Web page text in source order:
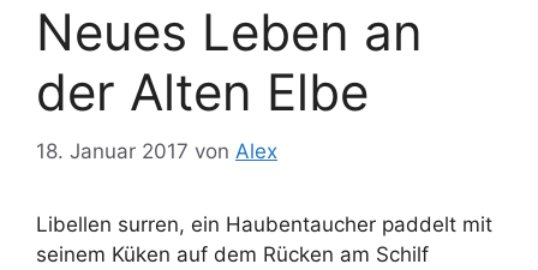
Neues Leben an
der Alten Elbe
18. Januar 2017 von Alex
Libellen surren, ein Haubentaucher paddelt mit
seinem Küken auf dem Rücken am Schilf